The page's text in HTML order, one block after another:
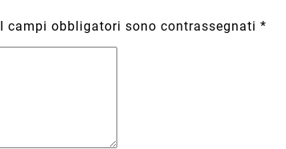
I campi obbligatori sono contrassegnati *